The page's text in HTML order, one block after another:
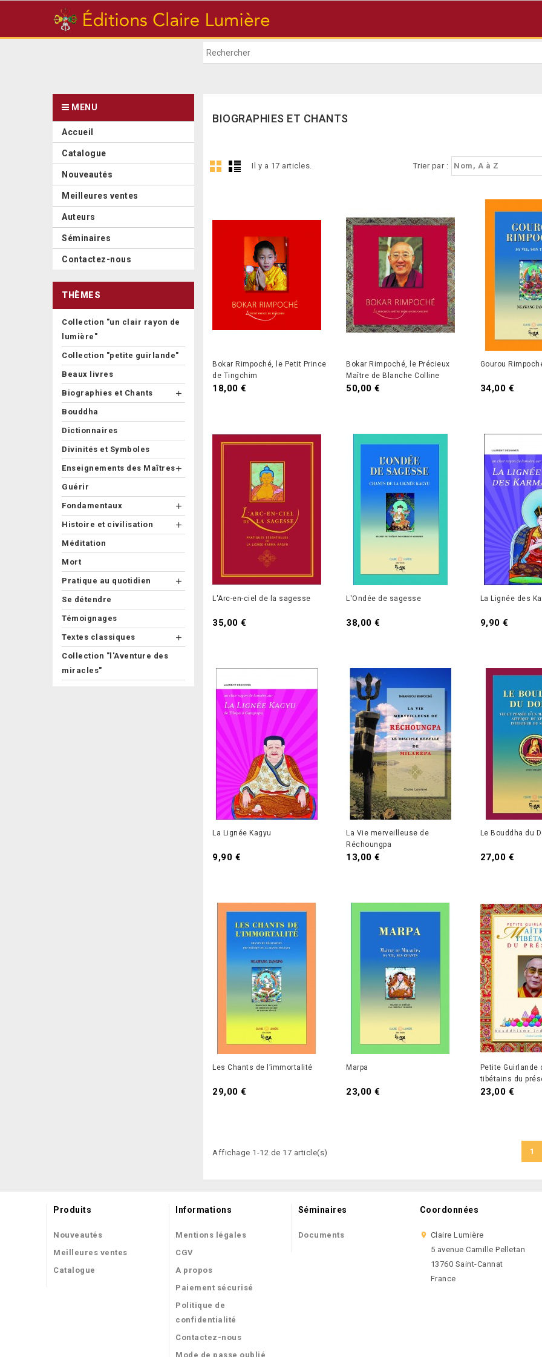
MENU
Accueil
Catalogue
Nouveautés
Meilleures ventes
Auteurs
Séminaires
Contactez-nous
THÈMES
Collection "un clair rayon de
lumière"
Collection "petite guirlande"
Beaux livres
Biographies et Chants

Bouddha
Dictionnaires
Divinités et Symboles
Enseignements des Maîtres
Guérir
Fondamentaux

Histoire et civilisation

Méditation
Mort
Pratique au quotidien

Se détendre
Témoignages
Textes classiques

Collection "l'Aventure des
miracles"
BIOGRAPHIES ET CHANTS
Il y a 17 articles. Trier par : Nom, A à Z
Bokar Rimpoché, le Petit Prince
de Tingchim
18,00 €
Bokar Rimpoché, le Précieux
Maître de Blanche Colline
50,00 €
Gourou
34,00 €
L'Arc-en-ciel de la sagesse
35,00 €
L'Ondée de sagesse
38,00 €
La Lignée des
9,90 €
La Lignée Kagyu
9,90 €
La Vie merveilleuse de
Réchoungpa
13,00 €
Le Bouddha du
27,00 €
Les Chants de l’immortalité
29,00 €
Marpa
23,00 €
Petite Guirlande
tibétains du
23,00 €
Affichage 1-12 de 17 article(s) 1
Produits
Nouveautés
Meilleures ventes
Catalogue
Informations
Mentions légales
CGV
A propos
Paiement sécurisé
Politique de
confidentialité
Contactez-nous
Mode de passe oublié
Séminaires
Documents
Coordonnées
 Claire Lumière
5 avenue Camille Pelletan
13760 Saint-Cannat
France